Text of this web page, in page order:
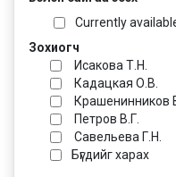
Currently
Зохиогч
Исакова Т.Н.
Кадацкая О.В.
Крашенинников
Петров В.Г.
Савельева Г.Н.
Бүгдийг харах